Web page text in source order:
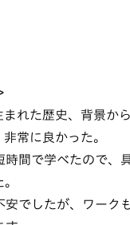
れた歴史、背景か
常に良かった。
時間で学べたので、
でしたが、ワーク